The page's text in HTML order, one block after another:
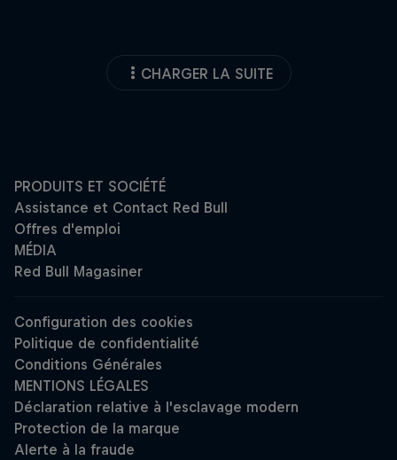
CHARGER LA SUITE